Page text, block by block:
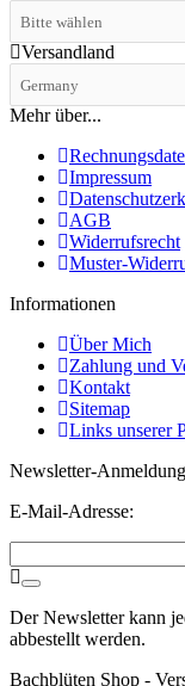
Bitte wählen
Versandland
Germany
Mehr über...
Impressum
AGB
Widerrufsrecht
Muster-
Informationen
Über Mich
Zahlung und
Kontakt
Sitemap
Links unserer
Newsletter-Anmeldung
E-Mail-Adresse:
Der Newsletter kann
abbestellt werden.
Bachblüten Shop -